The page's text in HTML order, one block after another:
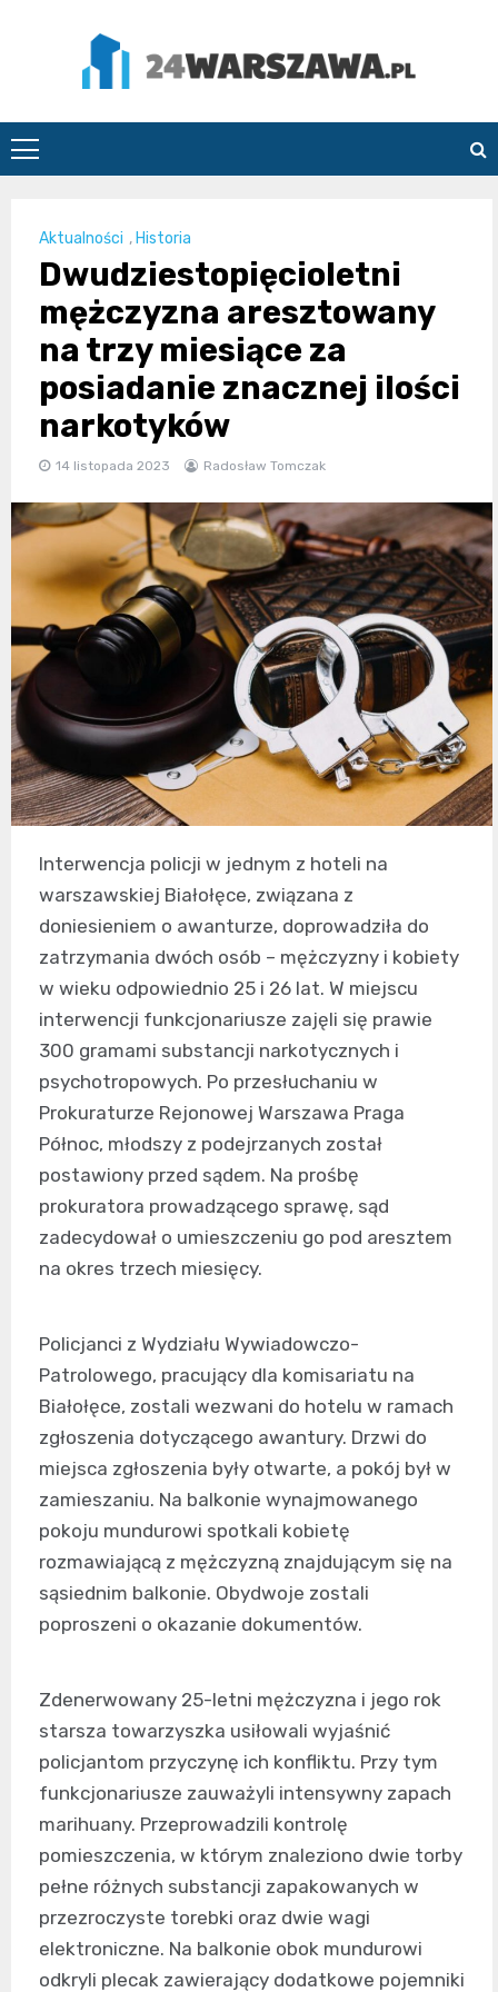
24Warszawa.pl
Aktualności , Historia
Dwudziestopięcioletni
mężczyzna aresztowany
na trzy miesiące za
posiadanie znacznej ilości
narkotyków
14 listopada 2023 Radosław Tomczak
Interwencja policji w jednym z hoteli na
warszawskiej Białołęce, związana z
doniesieniem o awanturze, doprowadziła do
zatrzymania dwóch osób – mężczyzny i kobiety
w wieku odpowiednio 25 i 26 lat. W miejscu
interwencji funkcjonariusze zajęli się prawie
300 gramami substancji narkotycznych i
psychotropowych. Po przesłuchaniu w
Prokuraturze Rejonowej Warszawa Praga
Północ, młodszy z podejrzanych został
postawiony przed sądem. Na prośbę
prokuratora prowadzącego sprawę, sąd
zadecydował o umieszczeniu go pod aresztem
na okres trzech miesięcy.
Policjanci z Wydziału Wywiadowczo-
Patrolowego, pracujący dla komisariatu na
Białołęce, zostali wezwani do hotelu w ramach
zgłoszenia dotyczącego awantury. Drzwi do
miejsca zgłoszenia były otwarte, a pokój był w
zamieszaniu. Na balkonie wynajmowanego
pokoju mundurowi spotkali kobietę
rozmawiającą z mężczyzną znajdującym się na
sąsiednim balkonie. Obydwoje zostali
poproszeni o okazanie dokumentów.
Zdenerwowany 25-letni mężczyzna i jego rok
starsza towarzyszka usiłowali wyjaśnić
policjantom przyczynę ich konfliktu. Przy tym
funkcjonariusze zauważyli intensywny zapach
marihuany. Przeprowadzili kontrolę
pomieszczenia, w którym znaleziono dwie torby
pełne różnych substancji zapakowanych w
przezroczyste torebki oraz dwie wagi
elektroniczne. Na balkonie obok mundurowi
odkryli plecak zawierający dodatkowe pojemniki